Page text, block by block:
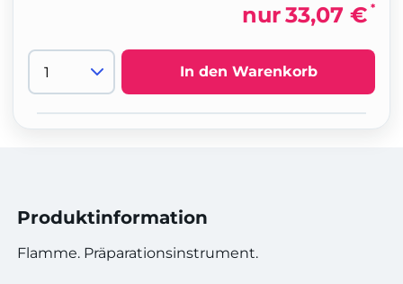
nur33,07 € *
In den Warenkorb
Produktinformation
Flamme. Präparationsinstrument.